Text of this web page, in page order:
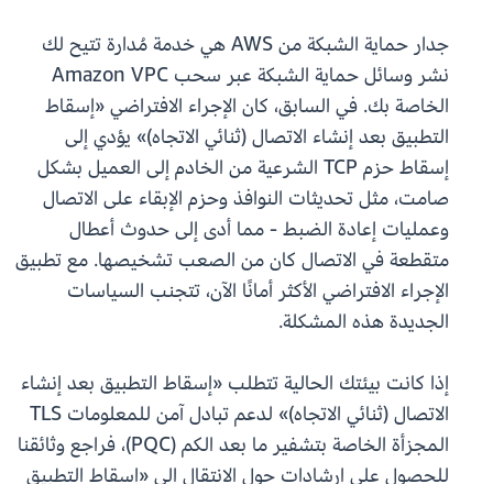
جدار حماية الشبكة من AWS هي خدمة مُدارة تتيح لك
نشر وسائل حماية الشبكة عبر سحب Amazon VPC
الخاصة بك. في السابق، كان الإجراء الافتراضي «إسقاط
التطبيق بعد إنشاء الاتصال (ثنائي الاتجاه)» يؤدي إلى
إسقاط حزم TCP الشرعية من الخادم إلى العميل بشكل
صامت، مثل تحديثات النوافذ وحزم الإبقاء على الاتصال
وعمليات إعادة الضبط - مما أدى إلى حدوث أعطال
متقطعة في الاتصال كان من الصعب تشخيصها. مع تطبيق
الإجراء الافتراضي الأكثر أمانًا الآن، تتجنب السياسات
الجديدة هذه المشكلة.
إذا كانت بيئتك الحالية تتطلب «إسقاط التطبيق بعد إنشاء
الاتصال (ثنائي الاتجاه)» لدعم تبادل آمن للمعلومات TLS
المجزأة الخاصة بتشفير ما بعد الكم (PQC)، فراجع وثائقنا
للحصول على إرشادات حول الانتقال إلى «إسقاط التطبيق